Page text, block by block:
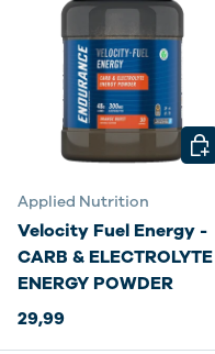
Applied Nutrition
Velocity Fuel Energy -
CARB & ELECTROLYTE
ENERGY POWDER
29,99